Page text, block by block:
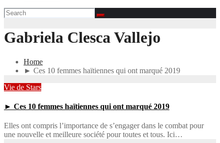
Gabriela Clesca Vallejo
Home
► Ces 10 femmes haïtiennes qui ont marqué 2019
Vie de Stars
► Ces 10 femmes haïtiennes qui ont marqué 2019
Elles ont compris l’importance de s’engager dans le combat pour
une nouvelle et meilleure société pour toutes et tous. Ici…